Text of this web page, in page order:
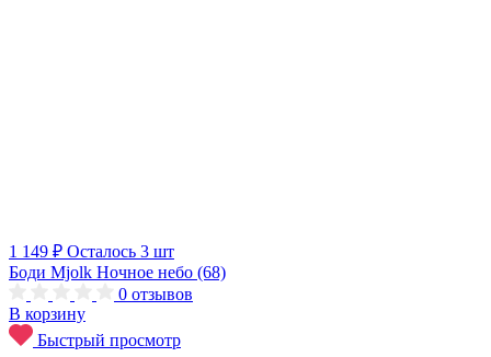
1 149 ₽ Осталось 3 шт
Боди Mjolk Ночное небо (68)
0 отзывов
В корзину
Быстрый просмотр